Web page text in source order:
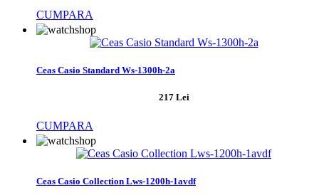
CUMPARA
Ceas Casio Standard Ws-1300h-2a
217 Lei
CUMPARA
Ceas Casio Collection Lws-1200h-1avdf